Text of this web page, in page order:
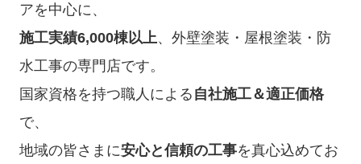
アを中心に、
施工実績6,000棟以上、外壁塗装・屋根塗装・防
水工事の専門店です。
国家資格を持つ職人による 自社施工＆適正価格
で、
地域の皆さまに安心と信頼の工事を真心込めてお